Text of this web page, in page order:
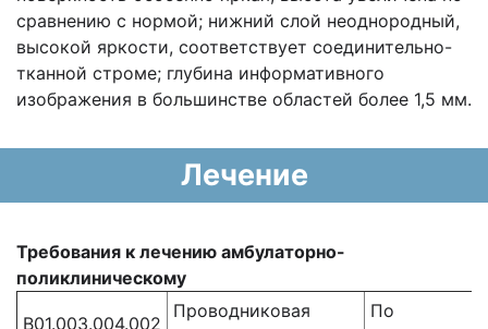
сравнению с нормой; нижний слой неоднородный,
высокой яркости, соответствует соединительно-
тканной строме; глубина информативного
изображения в большинстве областей более 1,5 мм.
Лечение
Требования к лечению амбулаторно-
поликлиническому
B01.003.004.002
Проводниковая
По